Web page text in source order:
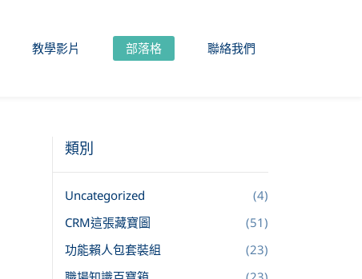
教學影片 部落格 聯絡我們
類別
Uncategorized
(4)
CRM這張藏寶圖
(51)
功能賴人包套裝組
(23)